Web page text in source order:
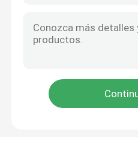
Impresora de la etiqueta